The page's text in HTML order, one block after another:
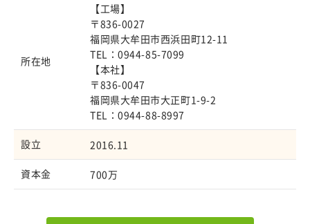
所在地
【工場】
〒836-0027
福岡県大牟田市西浜田町12-11
TEL：0944-85-7099
【本社】
〒836-0047
福岡県大牟田市大正町1-9-2
TEL：0944-88-8997
設立 2016.11
資本金 700万